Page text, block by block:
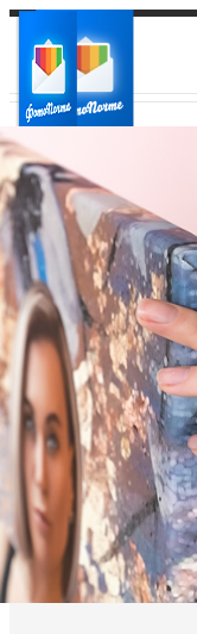
Ваш город:
Ваш регион доставки
Выберите из списка: